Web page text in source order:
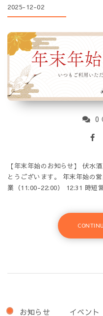
2025-12-02
0
【年末年始のお知らせ】 伏水
とうございます。 年末年始の
業（11:00-22:00） 12:31 時
お知らせ イベント